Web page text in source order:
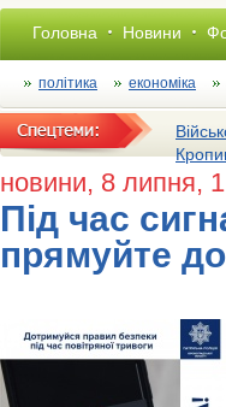
Головна Новини
політика економіка
новини, 8 липня,
Під час
прямуйте